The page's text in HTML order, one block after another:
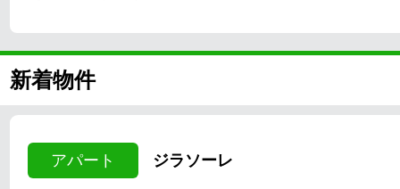
新着物件
アパート ジラソーレ